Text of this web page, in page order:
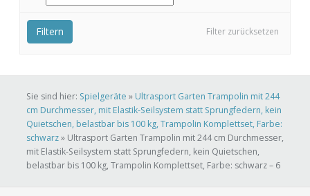
Filter zurücksetzen
Filtern
Sie sind hier: Spielgeräte » Ultrasport Garten Trampolin mit 244
cm Durchmesser, mit Elastik-Seilsystem statt Sprungfedern, kein
Quietschen, belastbar bis 100 kg, Trampolin Komplettset, Farbe:
schwarz» Ultrasport Garten Trampolin mit 244 cm Durchmesser,
mit Elastik-Seilsystem statt Sprungfedern, kein Quietschen,
belastbar bis 100 kg, Trampolin Komplettset, Farbe: schwarz – 6